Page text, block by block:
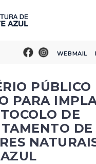
WEBMAIL
PÚBLICO
PARA
DE
DE